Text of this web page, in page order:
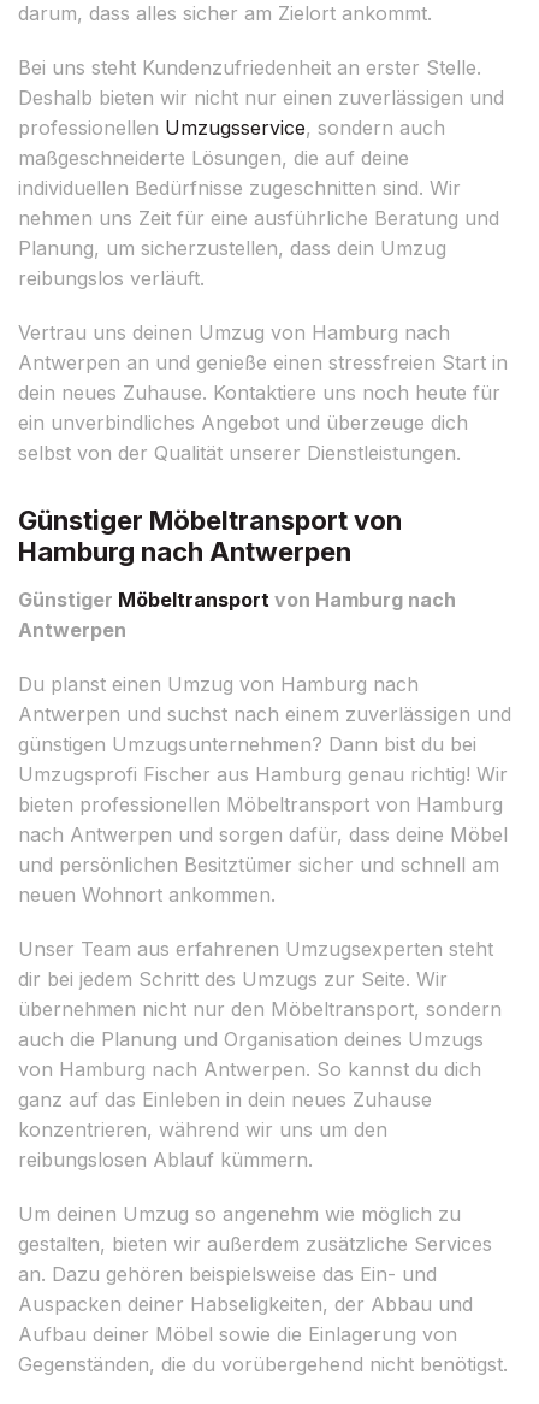
darum, dass alles sicher am Zielort ankommt.
Bei uns steht Kundenzufriedenheit an erster Stelle.
Deshalb bieten wir nicht nur einen zuverlässigen und
professionellen Umzugsservice, sondern auch
maßgeschneiderte Lösungen, die auf deine
individuellen Bedürfnisse zugeschnitten sind. Wir
nehmen uns Zeit für eine ausführliche Beratung und
Planung, um sicherzustellen, dass dein Umzug
reibungslos verläuft.
Vertrau uns deinen Umzug von Hamburg nach
Antwerpen an und genieße einen stressfreien Start in
dein neues Zuhause. Kontaktiere uns noch heute für
ein unverbindliches Angebot und überzeuge dich
selbst von der Qualität unserer Dienstleistungen.
Günstiger Möbeltransport von
Hamburg nach Antwerpen
Günstiger Möbeltransport von Hamburg nach
Antwerpen
Du planst einen Umzug von Hamburg nach
Antwerpen und suchst nach einem zuverlässigen und
günstigen Umzugsunternehmen? Dann bist du bei
Umzugsprofi Fischer aus Hamburg genau richtig! Wir
bieten professionellen Möbeltransport von Hamburg
nach Antwerpen und sorgen dafür, dass deine Möbel
und persönlichen Besitztümer sicher und schnell am
neuen Wohnort ankommen.
Unser Team aus erfahrenen Umzugsexperten steht
dir bei jedem Schritt des Umzugs zur Seite. Wir
übernehmen nicht nur den Möbeltransport, sondern
auch die Planung und Organisation deines Umzugs
von Hamburg nach Antwerpen. So kannst du dich
ganz auf das Einleben in dein neues Zuhause
konzentrieren, während wir uns um den
reibungslosen Ablauf kümmern.
Um deinen Umzug so angenehm wie möglich zu
gestalten, bieten wir außerdem zusätzliche Services
an. Dazu gehören beispielsweise das Ein- und
Auspacken deiner Habseligkeiten, der Abbau und
Aufbau deiner Möbel sowie die Einlagerung von
Gegenständen, die du vorübergehend nicht benötigst.